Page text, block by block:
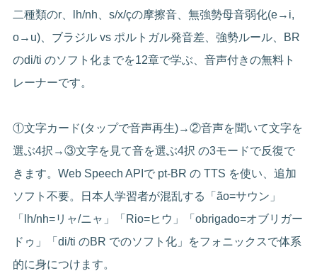
二種類のr、lh/nh、s/x/çの摩擦音、無強勢母音弱化(e→i,
o→u)、ブラジル vs ポルトガル発音差、強勢ルール、BR
のdi/ti のソフト化までを12章で学ぶ、音声付きの無料ト
レーナーです。
①文字カード(タップで音声再生)→②音声を聞いて文字を
選ぶ4択→③文字を見て音を選ぶ4択 の3モードで反復で
きます。Web Speech APIで pt-BR の TTS を使い、追加
ソフト不要。日本人学習者が混乱する「ão=サウン」
「lh/nh=リャ/ニャ」「Rio=ヒウ」「obrigado=オブリガー
ドゥ」「di/ti のBR でのソフト化」をフォニックスで体系
的に身につけます。